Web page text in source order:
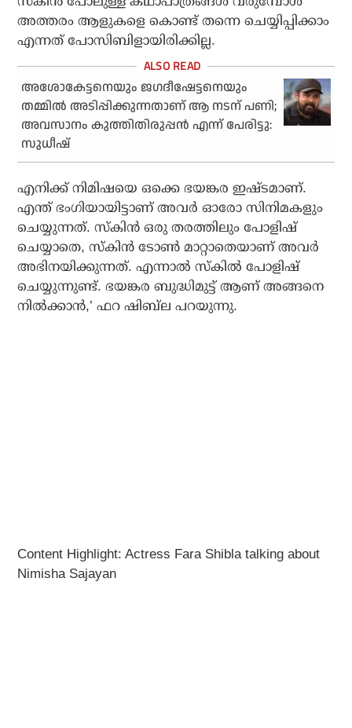
അത്തരം ആളുകളെ കൊണ്ട് തന്നെ ചെയ്യിപ്പിക്കാം
എന്നത് പോസിബിളായിരിക്കില്ല.
അശോകേട്ടനെയും ജഗദീഷേട്ടനെയും
തമ്മില്‍ അടിപ്പിക്കുന്നതാണ് ആ നടന് പണി;
അവസാനം കുത്തിതിരുപ്പന്‍ എന്ന് പേരിട്ടു:
സുധീഷ്
എനിക്ക് നിമിഷയെ ഒക്കെ ഭയങ്കര ഇഷ്ടമാണ്.
എന്ത് ഭംഗിയായിട്ടാണ് അവര്‍ ഓരോ സിനിമകളും
ചെയ്യുന്നത്. സ്‌കിന്‍ ഒരു തരത്തിലും പോളിഷ്
ചെയ്യാതെ, സ്‌കിന്‍ ടോണ്‍ മാറ്റാതെയാണ് അവര്‍
അഭിനയിക്കുന്നത്. എന്നാല്‍ സ്‌കില്‍ പോളിഷ്
ചെയ്യുന്നുണ്ട്. ഭയങ്കര ബുദ്ധിമുട്ട് ആണ് അങ്ങനെ
നില്‍ക്കാന്‍,’ ഫറ ഷിബ്‌ല പറയുന്നു.
Content Highlight: Actress Fara Shibla talking about
Nimisha Sajayan